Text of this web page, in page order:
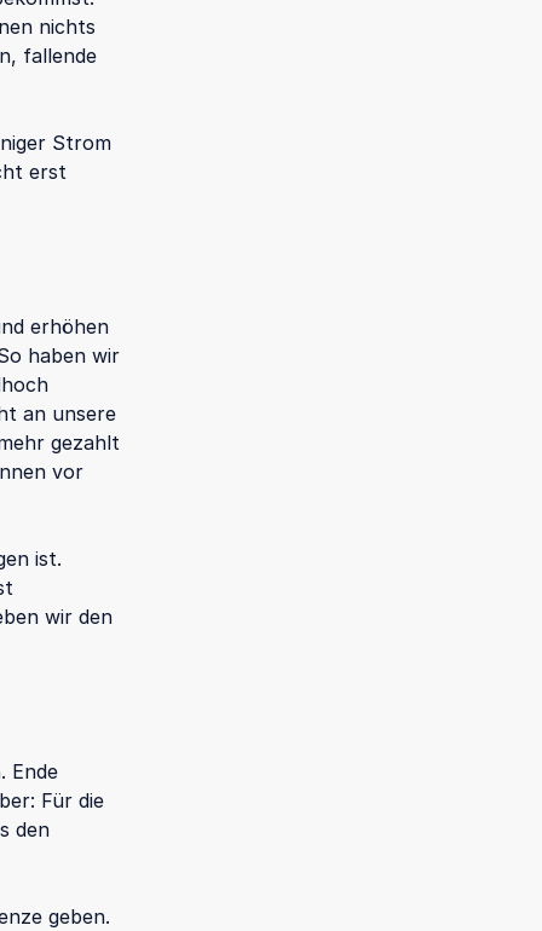
nichts
fallende
Strom
erst
erhöhen
haben wir
an unsere
gezahlt
vor
ist.
wir den
Ende
Für die
den
geben.